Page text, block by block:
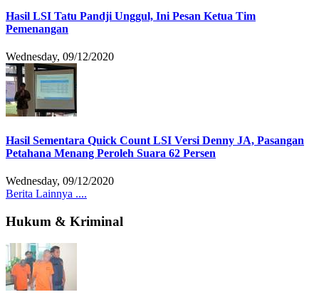
Hasil LSI Tatu Pandji Unggul, Ini Pesan Ketua Tim
Pemenangan
Wednesday, 09/12/2020
Hasil Sementara Quick Count LSI Versi Denny JA, Pasangan
Petahana Menang Peroleh Suara 62 Persen
Wednesday, 09/12/2020
Berita Lainnya ....
Hukum & Kriminal